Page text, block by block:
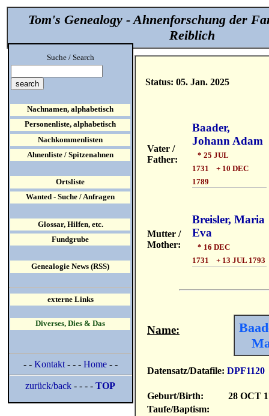
Tom's Genealogy - Ahnenforschung der
Reiblich
Status: 05. Jan. 2025
Vater /
Father:
Baader,
Johann Adam
* 25 JUL
1731 + 10 DEC
1789
Mutter /
Mother:
Breisler, Maria
Eva
* 16 DEC
1731 + 13 JUL 1793
Name:
Datensatz/Datafile: DPF1120
Geburt/Birth:
28 OCT
Taufe/Baptism:
Suche / Search
Nachnamen, alphabetisch
Personenliste, alphabetisch
Nachkommenlisten
Ahnenliste / Spitzenahnen
Ortsliste
Wanted - Suche / Anfragen
Glossar, Hilfen, etc.
Fundgrube
Genealogie News (RSS)
externe Links
Diverses, Dies & Das
- - Kontakt- - - Home- -
zurück/back - - - -TOP